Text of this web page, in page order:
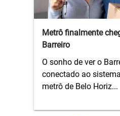
Metrô finalmente
Barreiro
O sonho de ver o
conectado ao
metrô de Belo Horiz...